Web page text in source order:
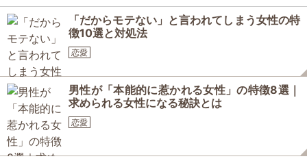
「だからモテない」と言われてしまう女性の特
徴10選と対処法
恋愛
男性が「本能的に惹かれる女性」の特徴8選｜
求められる女性になる秘訣とは
恋愛